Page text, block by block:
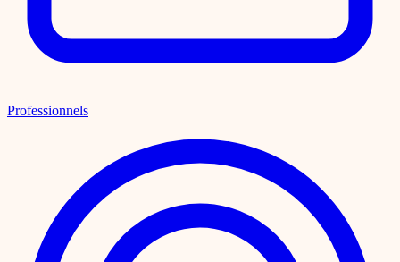
Professionnels